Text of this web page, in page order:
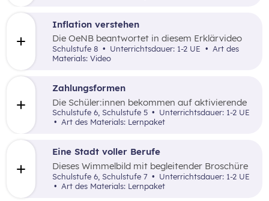
Zahlungsformen
Die Schüler:innen bekommen auf aktivierende
und progressive Art und Weise die wichtigsten
bzw. “klassischen” Zahlungsformen (Bargeld,
Schulstufe 6, Schulstufe 5
Unterrichtsdauer: 1-2 UE
Art des Materials: Lernpaket
Eine Stadt voller Berufe
Dieses Wimmelbild mit begleitender Broschüre
lädt zur spielerischen Auseinandersetzung mit
den Themenfeldern Lehrberuf und
Wirtschaftssektoren ein.
Schulstufe 6, Schulstufe 7
Unterrichtsdauer: 1-2 UE
Art des Materials: Lernpaket
Inflation verstehen
Die OeNB beantwortet in diesem Erklärvideo
grundlegende Fragen zur Inflation.
Schulstufe 8 Unterrichtsdauer: 1-2 UE
Materials: Video